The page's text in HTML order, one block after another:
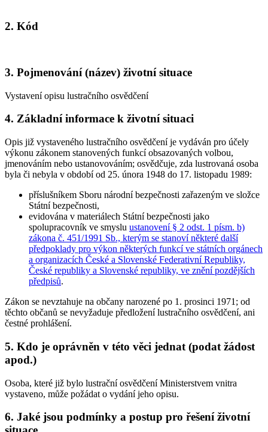
2. Kód
3. Pojmenování (název) životní situace
Vystavení opisu lustračního osvědčení
4. Základní informace k životní situaci
Opis již vystaveného lustračního osvědčení je vydáván pro účely
výkonu zákonem stanovených funkcí obsazovaných volbou,
jmenováním nebo ustanovováním; osvědčuje, zda lustrovaná osoba
byla či nebyla v období od 25. února 1948 do 17. listopadu 1989:
příslušníkem Sboru národní bezpečnosti zařazeným ve složce
Státní bezpečnosti,
evidována v materiálech Státní bezpečnosti jako
spolupracovník ve smyslu ustanovení § 2 odst. 1 písm. b)
zákona č. 451/1991 Sb., kterým se stanoví některé další
předpoklady pro výkon některých funkcí ve státních orgánech
a organizacích České a Slovenské Federativní Republiky,
České republiky a Slovenské republiky, ve znění pozdějších
předpisů.
Zákon se nevztahuje na občany narozené po 1. prosinci 1971; od
těchto občanů se nevyžaduje předložení lustračního osvědčení, ani
čestné prohlášení.
5. Kdo je oprávněn v této věci jednat (podat žádost
apod.)
Osoba, které již bylo lustrační osvědčení Ministerstvem vnitra
vystaveno, může požádat o vydání jeho opisu.
6. Jaké jsou podmínky a postup pro řešení životní